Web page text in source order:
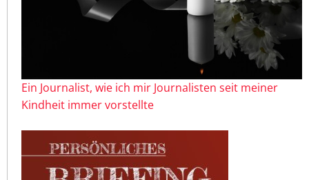
Ein Journalist, wie ich mir Journalisten seit meiner
Kindheit immer vorstellte